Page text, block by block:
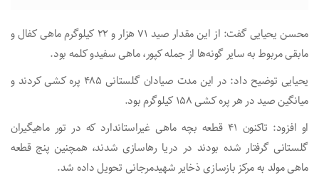
محسن یحیایی گفت: از این مقدار صید ۷۱ هزار و ۲۲ کیلوگرم ماهی کفال و
مابقی مربوط به سایر گونه‌ها از جمله کپور، ماهی سفیدو کلمه بود.
یحیایی توضیح داد: در این مدت صیادان گلستانی ۴۸۵ پره کشی کردند و
میانگین صید در هر پره کشی ۱۵۸ کیلوگرم بود.
او افزود: تاکنون ۴۱ قطعه بچه ماهی غیراستاندارد که در تور ماهیگیران
گلستانی گرفتار شده بودند در دریا رهاسازی شدند، همچنین پنج قطعه
ماهی مولد به مرکز بازسازی ذخایر شهیدمرجانی تحویل داده شد.